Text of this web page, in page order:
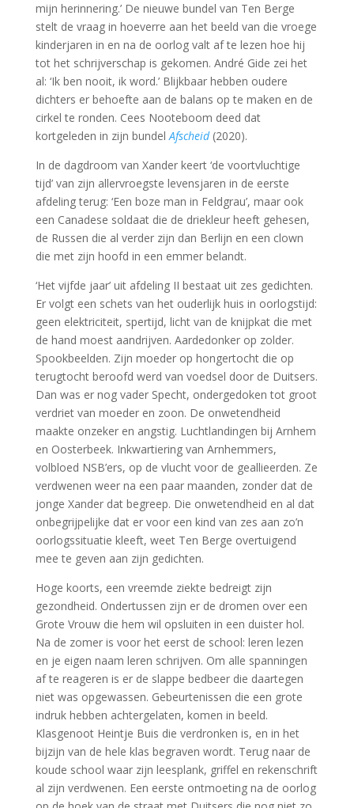
mijn herinnering.’ De nieuwe bundel van Ten Berge
stelt de vraag in hoeverre aan het beeld van die vroege
kinderjaren in en na de oorlog valt af te lezen hoe hij
tot het schrijverschap is gekomen. André Gide zei het
al: ‘Ik ben nooit, ik word.’ Blijkbaar hebben oudere
dichters er behoefte aan de balans op te maken en de
cirkel te ronden. Cees Nooteboom deed dat
kortgeleden in zijn bundelAfscheid(2020).
In de dagdroom van Xander keert ‘de voortvluchtige
tijd’ van zijn allervroegste levensjaren in de eerste
afdeling terug: ‘Een boze man in Feldgrau’, maar ook
een Canadese soldaat die de driekleur heeft gehesen,
de Russen die al verder zijn dan Berlijn en een clown
die met zijn hoofd in een emmer belandt.
‘Het vijfde jaar’ uit afdeling II bestaat uit zes gedichten.
Er volgt een schets van het ouderlijk huis in oorlogstijd:
geen elektriciteit, spertijd, licht van de knijpkat die met
de hand moest aandrijven. Aardedonker op zolder.
Spookbeelden. Zijn moeder op hongertocht die op
terugtocht beroofd werd van voedsel door de Duitsers.
Dan was er nog vader Specht, ondergedoken tot groot
verdriet van moeder en zoon. De onwetendheid
maakte onzeker en angstig. Luchtlandingen bij Arnhem
en Oosterbeek. Inkwartiering van Arnhemmers,
volbloed NSB’ers, op de vlucht voor de geallieerden. Ze
verdwenen weer na een paar maanden, zonder dat de
jonge Xander dat begreep. Die onwetendheid en al dat
onbegrijpelijke dat er voor een kind van zes aan zo’n
oorlogssituatie kleeft, weet Ten Berge overtuigend
mee te geven aan zijn gedichten.
Hoge koorts, een vreemde ziekte bedreigt zijn
gezondheid. Ondertussen zijn er de dromen over een
Grote Vrouw die hem wil opsluiten in een duister hol.
Na de zomer is voor het eerst de school: leren lezen
en je eigen naam leren schrijven. Om alle spanningen
af te reageren is er de slappe bedbeer die daartegen
niet was opgewassen. Gebeurtenissen die een grote
indruk hebben achtergelaten, komen in beeld.
Klasgenoot Heintje Buis die verdronken is, en in het
bijzijn van de hele klas begraven wordt. Terug naar de
koude school waar zijn leesplank, griffel en rekenschrift
al zijn verdwenen. Een eerste ontmoeting na de oorlog